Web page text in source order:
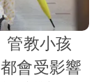
管教小孩
會受影響